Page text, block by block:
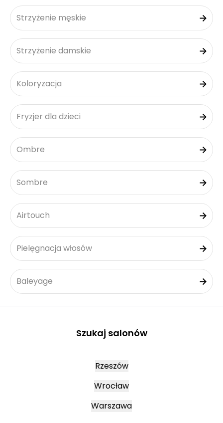
Strzyżenie męskie
Strzyżenie damskie
Koloryzacja
Fryzjer dla dzieci
Ombre
Sombre
Airtouch
Pielęgnacja włosów
Baleyage
Szukaj salonów
Rzeszów
Wrocław
Warszawa